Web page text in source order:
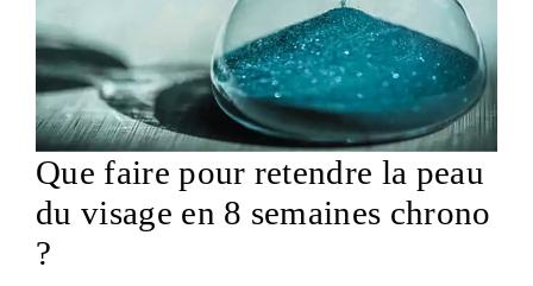
Que faire pour retendre la peau
du visage en 8 semaines chrono
?